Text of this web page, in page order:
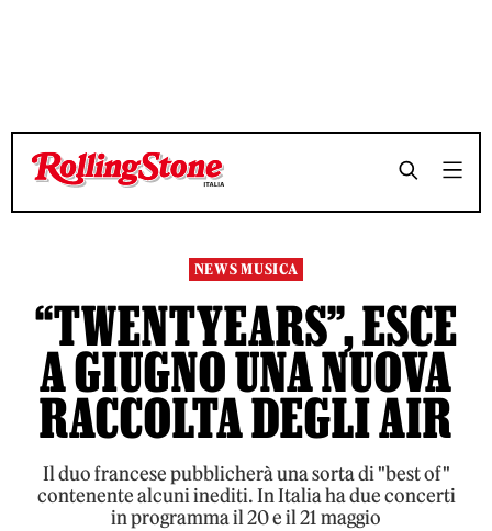
TEMPO DI LETTURA 3 MINUTI SHARE
TEMPO DI LETTURA 3 MINUTI SHARE
NEWS MUSICA
“TWENTYEARS”, ESCE
A GIUGNO UNA NUOVA
RACCOLTA DEGLI AIR
Il duo francese pubblicherà una sorta di "best of"
contenente alcuni inediti. In Italia ha due concerti
in programma il 20 e il 21 maggio